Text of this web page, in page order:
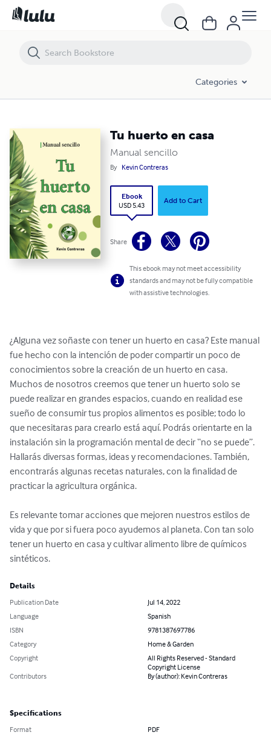
Categories
Tu huerto en casa
Manual sencillo
By Kevin Contreras
Ebook
USD 5.43
Add to Cart
Share
This ebook may not meet accessibility
standards and may not be fully compatible
with assistive technologies.
¿Alguna vez soñaste con tener un huerto en casa? Este manual
fue hecho con la intención de poder compartir un poco de
conocimientos sobre la creación de un huerto en casa.
Muchos de nosotros creemos que tener un huerto solo se
puede realizar en grandes espacios, cuando en realidad ese
sueño de consumir tus propios alimentos es posible; todo lo
que necesitaras para crearlo está aquí. Podrás orientarte en la
instalación sin la programación mental de decir “no se puede”.
Hallarás diversas formas, ideas y recomendaciones. También,
encontrarás algunas recetas naturales, con la finalidad de
practicar la agricultura orgánica.
Es relevante tomar acciones que mejoren nuestros estilos de
vida y que por si fuera poco ayudemos al planeta. Con tan solo
tener un huerto en casa y cultivar alimento libre de químicos
sintéticos.
Details
Publication Date
Jul 14, 2022
Language
Spanish
ISBN
9781387697786
Category
Home & Garden
Copyright
All Rights Reserved - Standard
Copyright License
Contributors
By (author): Kevin Contreras
Specifications
Format PDF
Tu huerto en casa